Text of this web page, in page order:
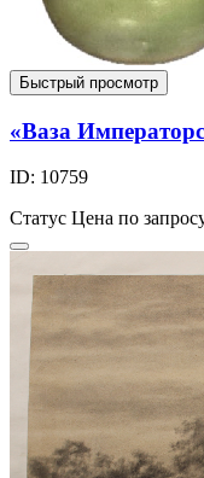
Быстрый просмотр
«Ваза
ID: 10759
Статус Цена по